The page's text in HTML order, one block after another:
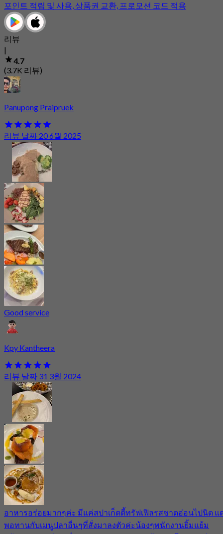
포인트 적립 및 사용, 상품권 교환, 프로모션 코드 적용
리뷰
|
4.7
(3.7K 리뷰)
Panupong Praipruek
리뷰 날짜 20 6월 2025
Good service
Kpy Kantheera
리뷰 날짜 31 3월 2024
อาหารอร่อยมากๆค่ะ มีแค่สปาเก็ตตี้ทรัฟเฟิลรสชาดอ่อนไปนิด แ
พอทานกับเมนูปลาอื่นๆที่สั่งมาลงตัวค่ะน้องๆพนักงานยิ้มแย้ม